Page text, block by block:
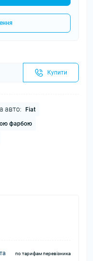
Купити
авто: Fiat
фарбою
по тарифам перевізника